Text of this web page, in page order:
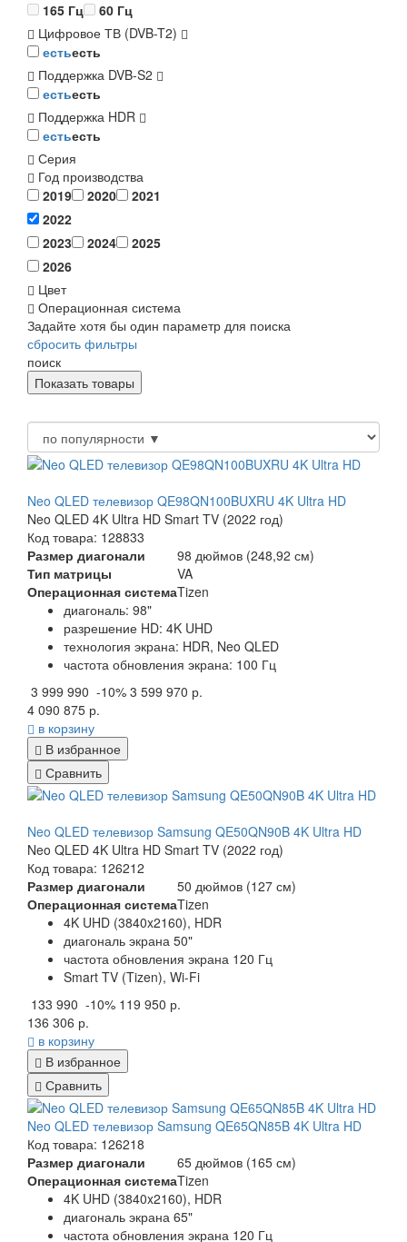
165 Гц
60 Гц
Цифровое ТВ (DVB-T2)
естьесть
Поддержка DVB-S2
естьесть
Поддержка HDR
естьесть
Серия
Год производства
2019
2020
2021
2022
2023
2024
2025
2026
Цвет
Операционная система
Задайте хотя бы один параметр для поиска
сбросить фильтры
поиск
Neo QLED телевизор QE98QN100BUXRU 4K Ultra HD
Neo QLED 4K Ultra HD Smart TV (2022 год)
Код товара: 128833
Размер диагонали
98 дюймов (248,92 см)
Тип матрицы
VA
Операционная системаTizen
диагональ: 98"
разрешение HD: 4K UHD
технология экрана: HDR, Neo QLED
частота обновления экрана: 100 Гц
3 999 990 -10% 3 599 970 р.
4 090 875 р.
в корзину
В избранное
Сравнить
Neo QLED телевизор Samsung QE50QN90B 4K Ultra HD
Neo QLED 4K Ultra HD Smart TV (2022 год)
Код товара: 126212
Размер диагонали
50 дюймов (127 см)
Операционная системаTizen
4K UHD (3840x2160), HDR
диагональ экрана 50"
частота обновления экрана 120 Гц
Smart TV (Tizen), Wi-Fi
133 990 -10% 119 950 р.
136 306 р.
в корзину
В избранное
Сравнить
Neo QLED телевизор Samsung QE65QN85B 4K Ultra HD
Код товара: 126218
Размер диагонали
65 дюймов (165 см)
Операционная системаTizen
4K UHD (3840x2160), HDR
диагональ экрана 65"
частота обновления экрана 120 Гц